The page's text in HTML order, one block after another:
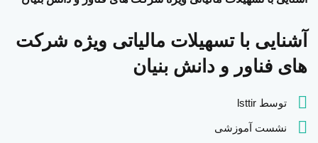
آشنایی با تسهیلات مالیاتی ویژه شرکت
های فناور و دانش بنیان
توسط lsttir
نشست آموزشی